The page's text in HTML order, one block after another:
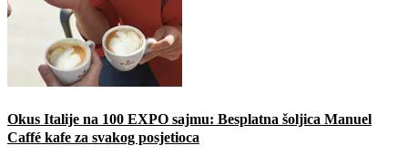
Okus Italije na 100 EXPO sajmu: Besplatna šoljica Manuel
Caffé kafe za svakog posjetioca